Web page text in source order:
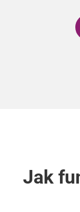
Jak